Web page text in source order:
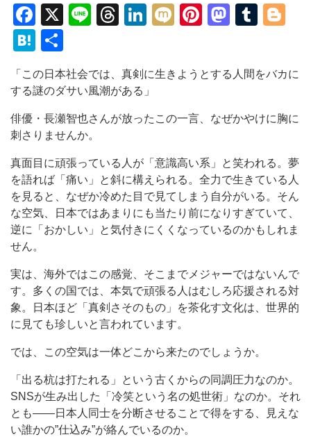
Facebook
X LineThreads
LinkedIn
MixiPinterest
Hatena
有
「この日本社会では、真剣に生きようとする人間をバカに
する謎のダサい風潮がある」
俳優・長瀬智也さんが放ったこの一言、なぜかやけに胸に
刺さりませんか。
真面目に頑張っている人が「意識高い系」と笑われる。夢
を語れば「痛い」と斜に構えられる。全力で生きている人
を見ると、なぜか冷めた目で見てしまう自分がいる。そん
な空気、日本ではあまりにも当たり前になりすぎていて、
逆に「おかしい」と気付きにくくなっているのかもしれま
せん。
実は、海外ではこの感覚、そこまでメジャーではないんで
す。多くの国では、本気で頑張る人はむしろ応援される対
象。日本ほど「真剣さそのもの」を茶化す文化は、世界的
に見ても珍しいと言われています。
では、この空気は一体どこから来たのでしょうか。
「出る杭は打たれる」という古くからの同調圧力なのか。
SNSが生み出した「冷笑という名の処世術」なのか。それ
とも――日本人同士を分断させることで得をする、見えな
い誰かの”仕込み”が絡んでいるのか。